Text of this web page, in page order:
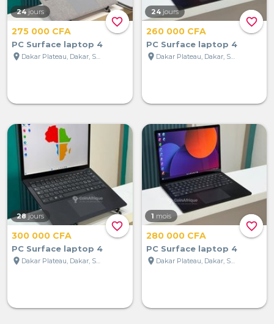
favorite_border
24 jours
275 000 CFA
PC Surface laptop 4
location_on
Dakar Plateau, Dakar, Sénégal
favorite_border
24 jours
260 000 CFA
PC Surface laptop 4
location_on
Dakar Plateau, Dakar, Sénégal
favorite_border
28 jours
300 000 CFA
PC Surface laptop 4
location_on
Dakar Plateau, Dakar, Sénégal
favorite_border
1 mois
280 000 CFA
PC Surface laptop 4
location_on
Dakar Plateau, Dakar, Sénégal